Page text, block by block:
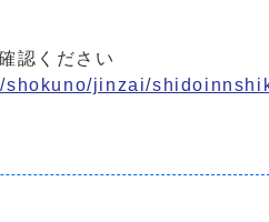
認ください
jinzai/